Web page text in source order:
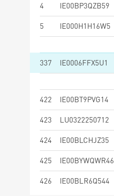
4 IE00BP3QZB59
5 IE000H1H16W5
337 IE0006FFX5U1
422 IE00BT9PVG14
423 LU0322250712
424 IE00BLCHJZ35
425 IE00BYWQWR46
426 IE00BLR6Q544